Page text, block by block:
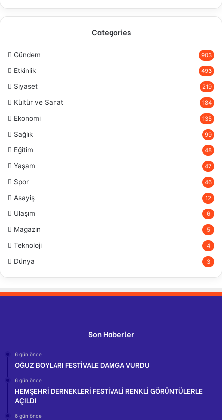
Categories
Gündem 903
Etkinlik 493
Siyaset 219
Kültür ve Sanat 184
Ekonomi 135
Sağlık 99
Eğitim 48
Yaşam 47
Spor 46
Asayiş 12
Ulaşım 6
Magazin 5
Teknoloji 4
Dünya 3
Son Haberler
6 gün önce
OĞUZ BOYLARI FESTİVALE DAMGA VURDU
6 gün önce
HEMŞEHRİ DERNEKLERİ FESTİVALİ RENKLİ GÖRÜNTÜLERLE
AÇILDI
6 gün önce